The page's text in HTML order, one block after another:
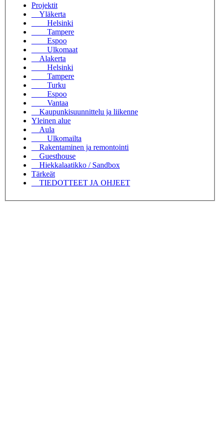
Projektit
Yläkerta
Helsinki
Tampere
Espoo
Ulkomaat
Alakerta
Helsinki
Tampere
Turku
Espoo
Vantaa
Kaupunkisuunnittelu ja liikenne
Yleinen alue
Aula
Ulkomailta
Rakentaminen ja remontointi
Guesthouse
Hiekkalaatikko / Sandbox
Tärkeät
TIEDOTTEET JA OHJEET